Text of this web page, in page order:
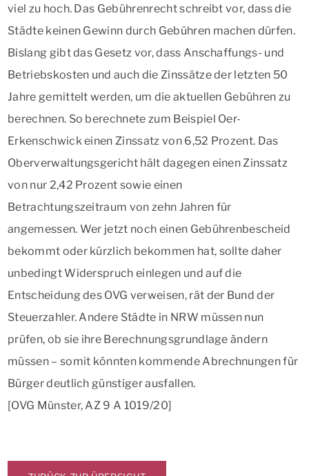
viel zu hoch. Das Gebührenrecht schreibt vor, dass die
Städte keinen Gewinn durch Gebühren machen dürfen.
Bislang gibt das Gesetz vor, dass Anschaffungs- und
Betriebskosten und auch die Zinssätze der letzten 50
Jahre gemittelt werden, um die aktuellen Gebühren zu
berechnen. So berechnete zum Beispiel Oer-
Erkenschwick einen Zinssatz von 6,52 Prozent. Das
Oberverwaltungsgericht hält dagegen einen Zinssatz
von nur 2,42 Prozent sowie einen
Betrachtungszeitraum von zehn Jahren für
angemessen. Wer jetzt noch einen Gebührenbescheid
bekommt oder kürzlich bekommen hat, sollte daher
unbedingt Widerspruch einlegen und auf die
Entscheidung des OVG verweisen, rät der Bund der
Steuerzahler. Andere Städte in NRW müssen nun
prüfen, ob sie ihre Berechnungsgrundlage ändern
müssen – somit könnten kommende Abrechnungen für
Bürger deutlich günstiger ausfallen.
[OVG Münster, AZ 9 A 1019/20]